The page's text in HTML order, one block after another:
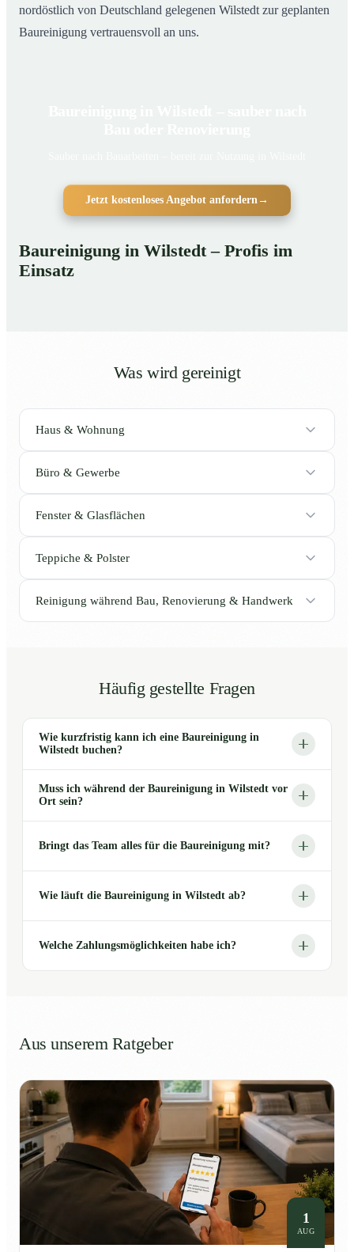
nordöstlich von Deutschland gelegenen Wilstedt zur geplanten
Baureinigung vertrauensvoll an uns.
Jetzt kostenloses Angebot anfordern→
Baureinigung in Wilstedt – Profis im
Einsatz
Was wird gereinigt
Haus & Wohnung
Büro & Gewerbe
Fenster & Glasflächen
Teppiche & Polster
Reinigung während Bau, Renovierung & Handwerk
Häufig gestellte Fragen
Wie kurzfristig kann ich eine Baureinigung in
Wilstedt buchen?
Muss ich während der Baureinigung in Wilstedt vor
Ort sein?
Bringt das Team alles für die Baureinigung mit?
Wie läuft die Baureinigung in Wilstedt ab?
Welche Zahlungsmöglichkeiten habe ich?
Aus unserem Ratgeber
1
AUG